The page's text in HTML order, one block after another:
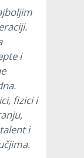
i
fizici i
i